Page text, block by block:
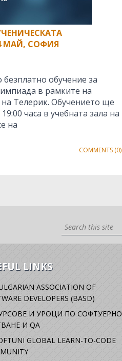
МАЙ, СОФИЯ
обучение за
в рамките на
Телерик. Обучението ще
часа в учебната зала на
на
COMMENTS (0)
LINKS
ASSOCIATION OF
DEVELOPERS (BASD)
И УРОЦИ ПО СОФТУЕРНО
И QA
GLOBAL LEARN-TO-CODE